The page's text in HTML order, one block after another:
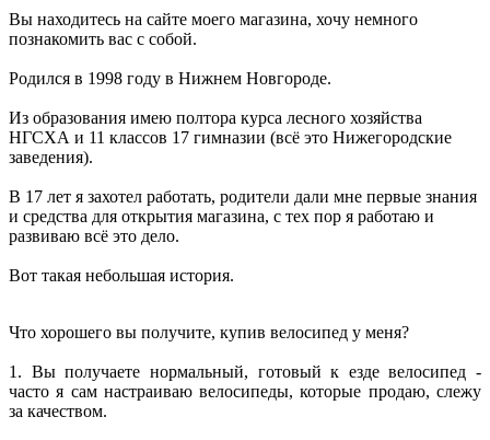
Вы находитесь на сайте моего магазина, хочу немного
познакомить вас с собой.
Родился в 1998 году в Нижнем Новгороде.
Из образования имею полтора курса лесного хозяйства
НГСХА и 11 классов 17 гимназии (всё это Нижегородские
заведения).
В 17 лет я захотел работать, родители дали мне первые знания
и средства для открытия магазина, с тех пор я работаю и
развиваю всё это дело.
Вот такая небольшая история.
Что хорошего вы получите, купив велосипед у меня?
1. Вы получаете нормальный, готовый к езде велосипед -
часто я сам настраиваю велосипеды, которые продаю, слежу
за качеством.